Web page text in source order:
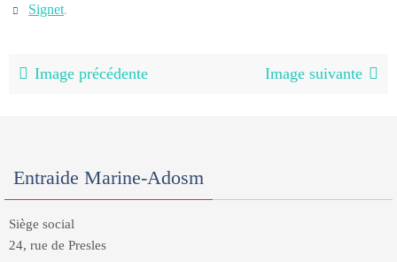
Signet.
Image précédente Image suivante
Entraide Marine-Adosm
Siège social
24, rue de Presles